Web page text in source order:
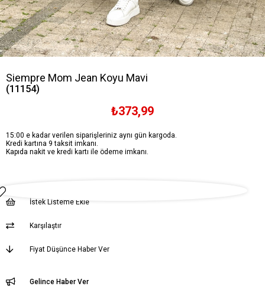
Siempre Mom Jean Koyu Mavi
(11154)
₺373,99
15:00 e kadar verilen siparişleriniz aynı gün kargoda.
Kredi kartına 9 taksit imkanı.
Kapıda nakit ve kredi kartı ile ödeme imkanı.
İstek Listeme Ekle
Karşılaştır
Fiyat Düşünce Haber Ver
Gelince Haber Ver